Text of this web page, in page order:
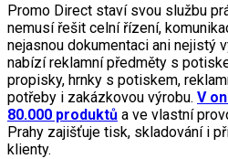
Promo Direct staví svou službu
nemusí řešit celní řízení,
nejasnou dokumentaci ani nejistý
nabízí reklamní předměty s
propisky, hrnky s potiskem,
potřeby i zakázkovou výrobu. V
80.000 produktů a ve vlastní
Prahy zajišťuje tisk, skladování i
klienty.